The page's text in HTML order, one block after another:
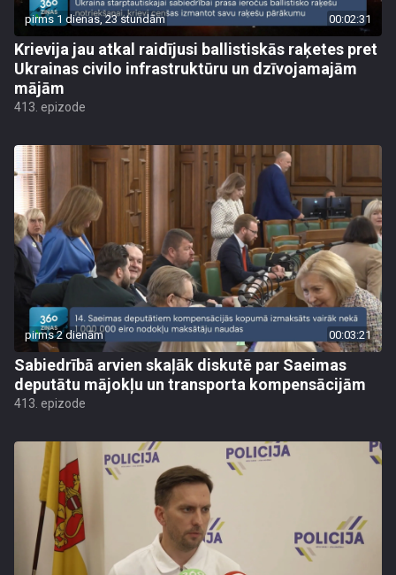
pirms 1 dienas, 23 stundām 00:02:31
Krievija jau atkal raidījusi ballistiskās raķetes pret
Ukrainas civilo infrastruktūru un dzīvojamajām
mājām
413. epizode
pirms 2 dienām 00:03:21
Sabiedrībā arvien skaļāk diskutē par Saeimas
deputātu mājokļu un transporta kompensācijām
413. epizode